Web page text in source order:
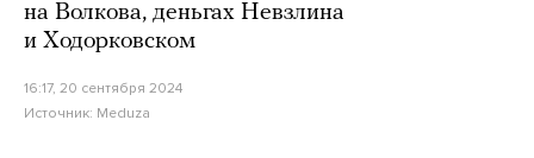
на Волкова, деньгах Невзлина
и Ходорковском
16:17, 20 сентября 2024
Источник: Meduza